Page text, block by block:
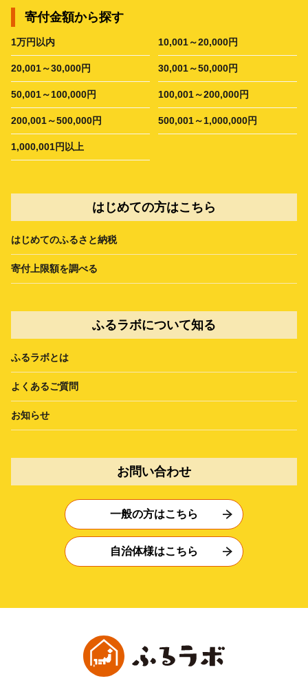
寄付金額から探す
1万円以内 10,001～20,000円
20,001～30,000円 30,001～50,000円
50,001～100,000円 100,001～200,000円
200,001～500,000円 500,001～1,000,000円
1,000,001円以上
はじめての方はこちら
はじめてのふるさと納税
寄付上限額を調べる
ふるラボについて知る
ふるラボとは
よくあるご質問
お知らせ
お問い合わせ
一般の方はこちら
自治体様はこちら